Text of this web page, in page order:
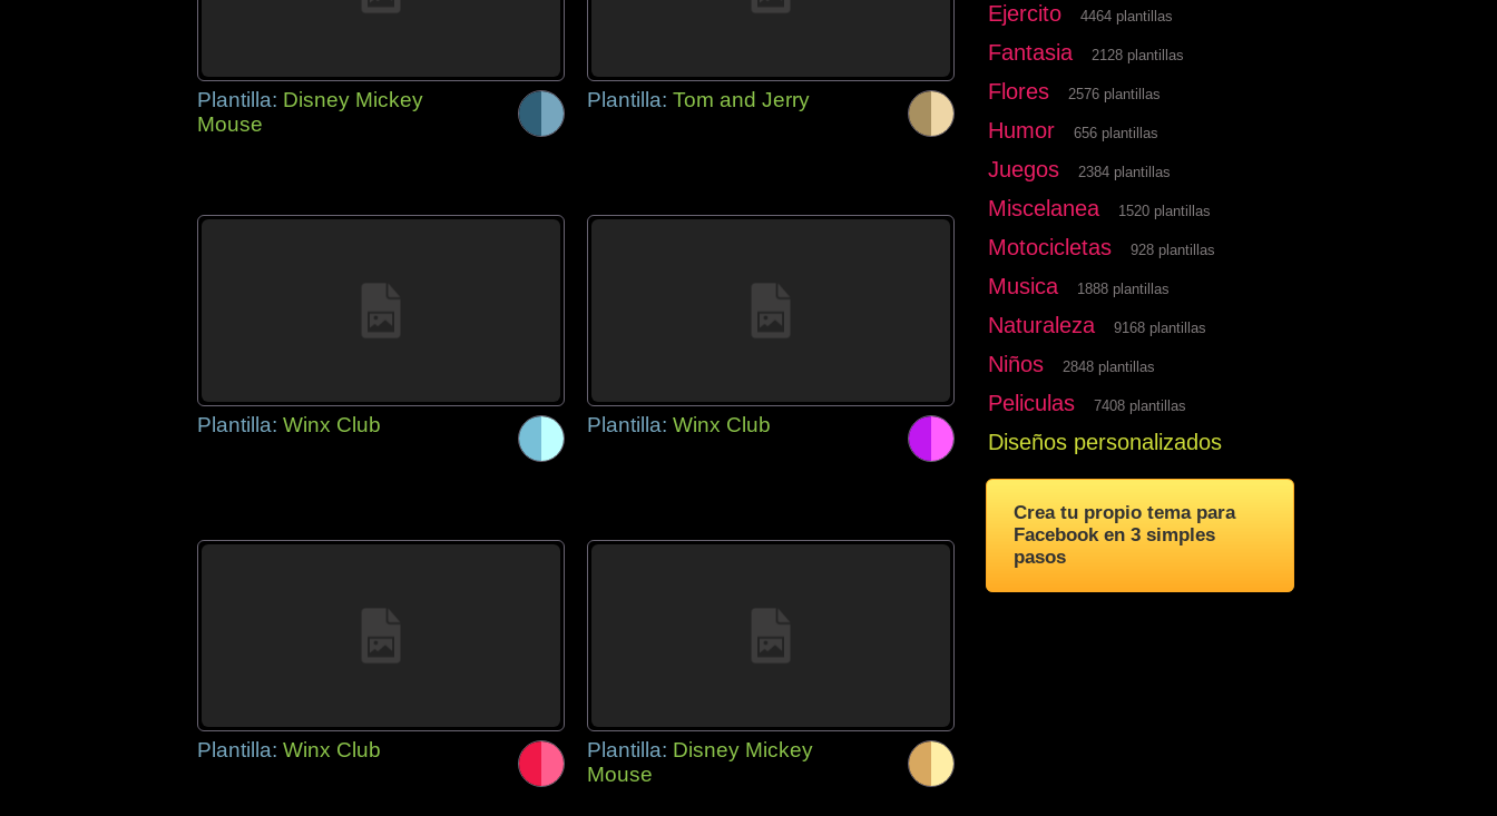
Plantilla: Disney Mickey
Mouse
Plantilla: Tom and Jerry
Plantilla: Winx Club Plantilla: Winx Club
Plantilla: Winx Club Plantilla: Disney Mickey
Mouse
Ejercito 4464 plantillas
Fantasia 2128 plantillas
Flores 2576 plantillas
Humor 656 plantillas
Juegos 2384 plantillas
Miscelanea 1520 plantillas
Motocicletas 928 plantillas
Musica 1888 plantillas
Naturaleza 9168 plantillas
Niños 2848 plantillas
Peliculas 7408 plantillas
Diseños personalizados
Crea tu propio tema para
Facebook en 3 simples
pasos